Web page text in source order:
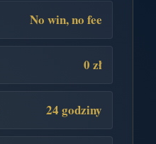
No win, no fee
0 zł
24 godziny